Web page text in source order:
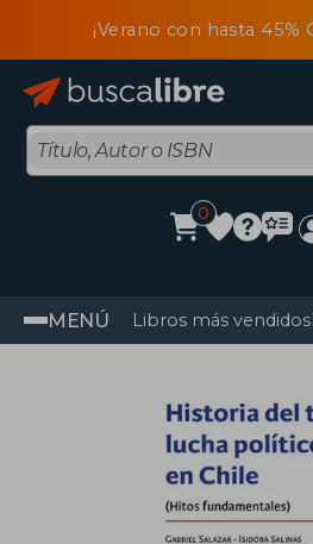
¡Verano con hasta 45%
0
MENÚ Libros más vendidos